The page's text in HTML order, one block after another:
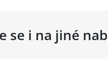
se i na jiné